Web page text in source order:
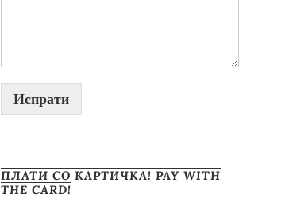
Испрати
ПЛАТИ СО КАРТИЧКА! PAY WITH
THE CARD!